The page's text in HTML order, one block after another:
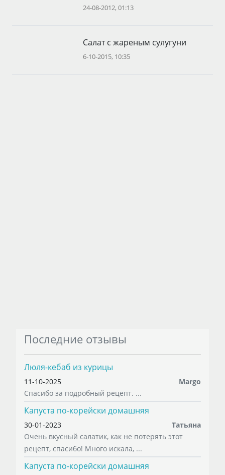
24-08-2012, 01:13
Салат с жареным сулугуни
6-10-2015, 10:35
Последние отзывы
Люля-кебаб из курицы
11-10-2025
Margo
Спасибо за подробный рецепт. ...
Капуста по-корейски домашняя
30-01-2023
Татьяна
Очень вкусный салатик, как не потерять этот
рецепт, спасибо! Много искала, ...
Капуста по-корейски домашняя